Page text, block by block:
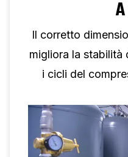
Il corretto
migliora la stabilità
i cicli del
prestazioni del